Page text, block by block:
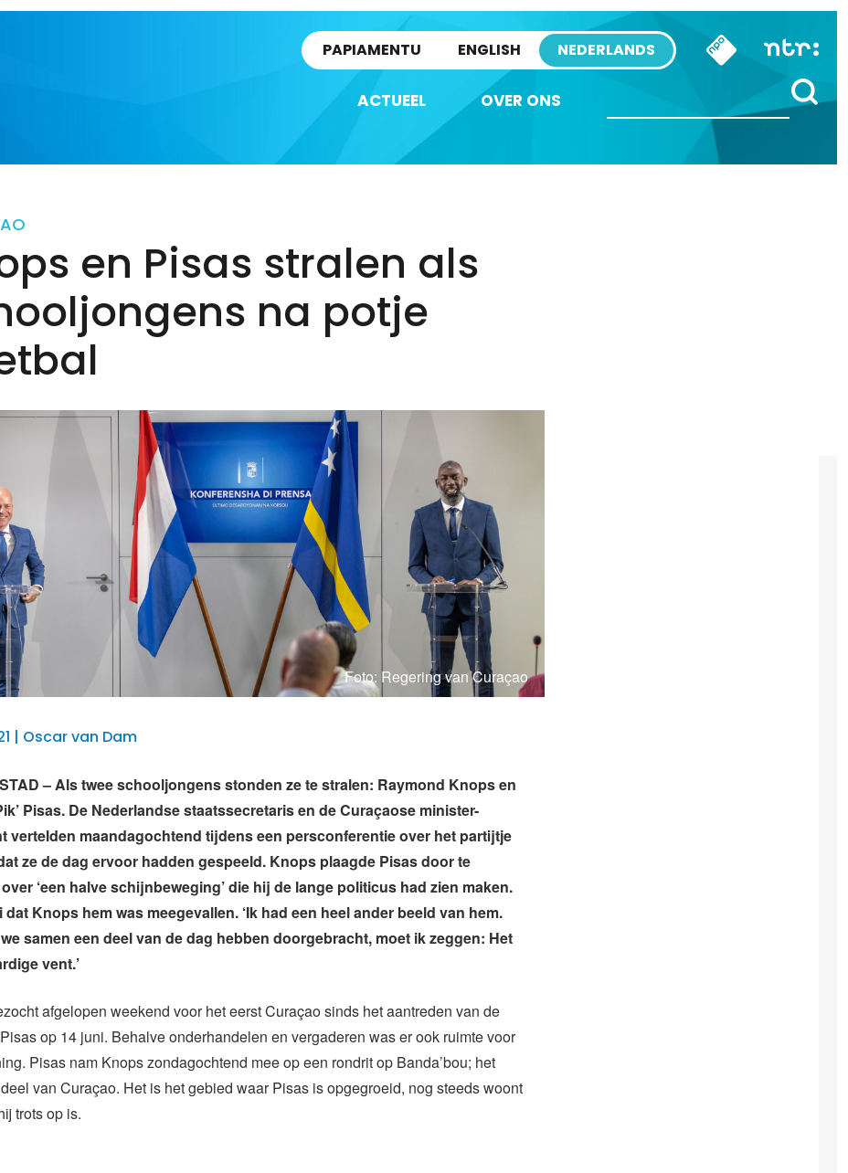
PAPIAMENTU ENGLISH NEDERLANDS
ACTUEEL OVER ONS
en Pisas stralen als
na potje
Foto: Regering van Curaçao
| Oscar van Dam
– Als twee schooljongens stonden ze te stralen: Raymond Knops en
Pisas. De Nederlandse staatssecretaris en de Curaçaose minister-
vertelden maandagochtend tijdens een persconferentie over het partijtje
ze de dag ervoor hadden gespeeld. Knops plaagde Pisas door te
‘een halve schijnbeweging’ die hij de lange politicus had zien maken.
dat Knops hem was meegevallen. ‘Ik had een heel ander beeld van hem.
samen een deel van de dag hebben doorgebracht, moet ik zeggen: Het
vent.’
afgelopen weekend voor het eerst Curaçao sinds het aantreden van de
op 14 juni. Behalve onderhandelen en vergaderen was er ook ruimte voor
Pisas nam Knops zondagochtend mee op een rondrit op Banda’bou; het
van Curaçao. Het is het gebied waar Pisas is opgegroeid, nog steeds woont
trots op is.